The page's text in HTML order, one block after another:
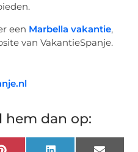
een Marbella vakantie,
van VakantieSpanje.
hem dan op: